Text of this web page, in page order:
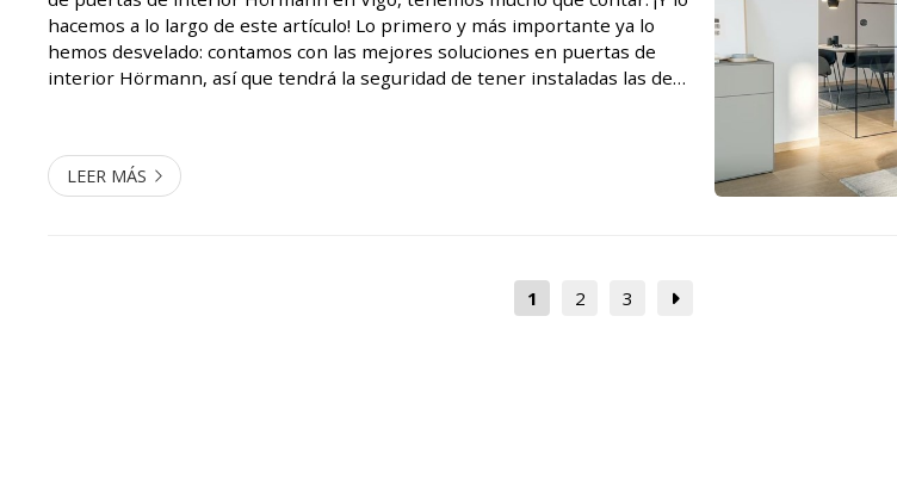
hacemos a lo largo de este artículo! Lo primero y más importante ya lo
hemos desvelado: contamos con las mejores soluciones en puertas de
interior Hörmann, así que tendrá la seguridad de tener instaladas las de
LEER MÁS
1 2 3